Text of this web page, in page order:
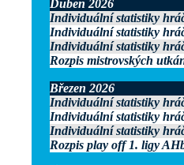
Duben 2026
Individuální statistiky
Individuální statistiky
Individuální statistiky
Rozpis mistrovských
Březen 2026
Individuální statistiky
Individuální statistiky
Individuální statistiky
Rozpis play off 1. ligy